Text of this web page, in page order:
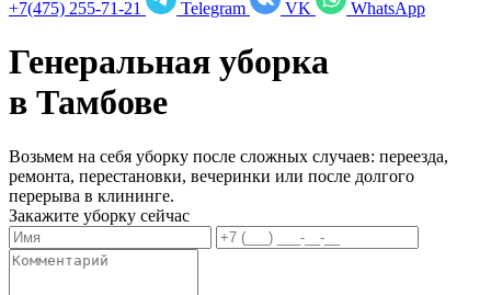
+7(475) 255-71-21 Telegram VK WhatsApp
Генеральная уборка
в Тамбове
Возьмем на себя уборку после сложных случаев: переезда,
ремонта, перестановки, вечеринки или после долгого
перерыва в клининге.
Закажите уборку сейчас